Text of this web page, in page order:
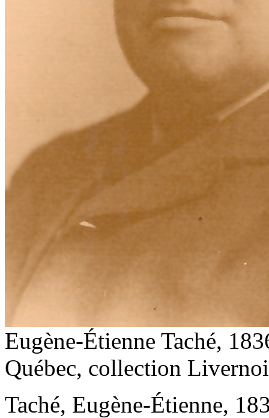
Eugène-Étienne Taché,
Québec, collection
Taché, Eugène-Étienne,